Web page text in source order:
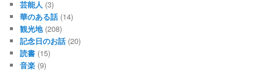
芸能人 (3)
華のある話 (14)
観光地(208)
記念日のお話 (20)
読書 (15)
音楽 (9)